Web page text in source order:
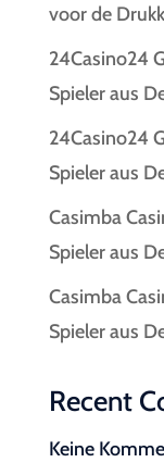
voor de
24Casino24
Spieler aus
24Casino24
Spieler aus
Casimba
Spieler aus
Casimba
Spieler aus
Recent
Keine